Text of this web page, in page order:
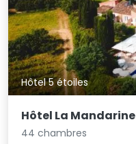
Hôtel 5 étoiles
Hôtel La Mandarine
44 chambres